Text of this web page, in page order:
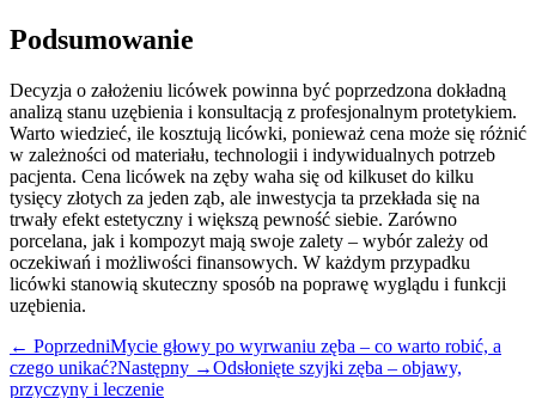
Podsumowanie
Decyzja o założeniu licówek powinna być poprzedzona dokładną
analizą stanu uzębienia i konsultacją z profesjonalnym protetykiem.
Warto wiedzieć, ile kosztują licówki, ponieważ cena może się różnić
w zależności od materiału, technologii i indywidualnych potrzeb
pacjenta. Cena licówek na zęby waha się od kilkuset do kilku
tysięcy złotych za jeden ząb, ale inwestycja ta przekłada się na
trwały efekt estetyczny i większą pewność siebie. Zarówno
porcelana, jak i kompozyt mają swoje zalety – wybór zależy od
oczekiwań i możliwości finansowych. W każdym przypadku
licówki stanowią skuteczny sposób na poprawę wyglądu i funkcji
uzębienia.
← PoprzedniMycie głowy po wyrwaniu zęba – co warto robić, a
czego unikać?Następny →Odsłonięte szyjki zęba – objawy,
przyczyny i leczenie